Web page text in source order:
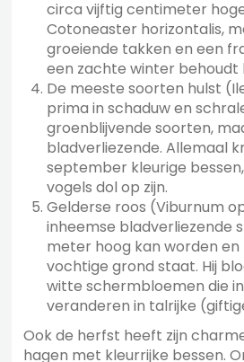
circa vijftig centimeter
Cotoneaster horizontalis,
groeiende takken en een
een zachte winter behoudt
De meeste soorten hulst
prima in schaduw en
groenblijvende soorten,
bladverliezende. Allemaal
september kleurige
vogels dol op zijn.
Gelderse roos (Viburnum
inheemse bladverliezende
meter hoog kan worden en
vochtige grond staat. Hij
witte schermbloemen die
veranderen in talrijke
Ook de herfst heeft zijn
hagen met kleurrijke bessen.